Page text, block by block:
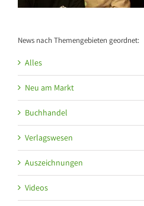
News nach Themengebieten geordnet:
Alles
Neu am Markt
Buchhandel
Verlagswesen
Auszeichnungen
Videos